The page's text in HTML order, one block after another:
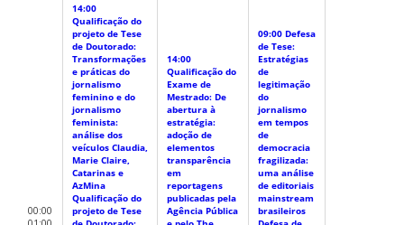
00:00
14:00
Qualificação do
projeto de Tese
de Doutorado:
Transformações
e práticas do
jornalismo
feminino e do
jornalismo
feminista:
análise dos
veículos Claudia,
Marie Claire,
Catarinas e
AzMina
Qualificação do
projeto de Tese
14:00
Qualificação do
Exame de
Mestrado: De
abertura à
estratégia:
adoção de
elementos
transparência
em
reportagens
publicadas pela
Agência Pública
09:00Defesa
de Tese:
Estratégias
de
legitimação
do
jornalismo
em tempos
de
democracia
fragilizada:
uma análise
de editoriais
mainstream
brasileiros